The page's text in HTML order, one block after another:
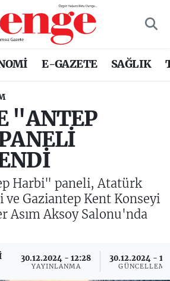
E-GAZETE SAĞLIK
"ANTEP
Harbi" paneli, Atatürk
Gaziantep Kent Konseyi
Asım Aksoy Salonu'nda
30.12.2024 - 12:28
YAYINLANMA
30.12.2024 -
GÜNCELLEME
Durumu ve Fikstür